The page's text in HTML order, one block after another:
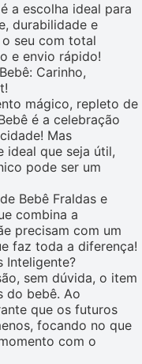
a escolha ideal para
durabilidade e
seu com total
e envio rápido!
Carinho,
mágico, repleto de
é a celebração
Mas
ideal que seja útil,
pode ser um
Bebê Fraldas e
combina a
precisam com um
faz toda a diferença!
Inteligente?
sem dúvida, o item
do bebê. Ao
que os futuros
focando no que
com o